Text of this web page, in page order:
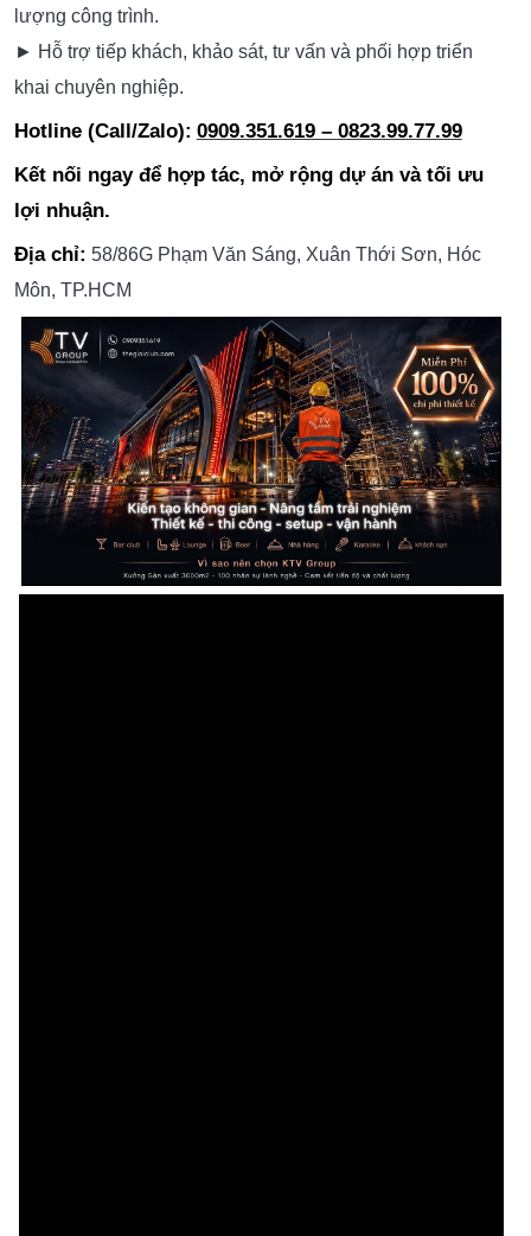
lượng công trình.
► Hỗ trợ tiếp khách, khảo sát, tư vấn và phối hợp triển
khai chuyên nghiệp.
Hotline (Call/Zalo): 0909.351.619 – 0823.99.77.99
Kết nối ngay để hợp tác, mở rộng dự án và tối ưu
lợi nhuận.
Địa chỉ: 58/86G Phạm Văn Sáng, Xuân Thới Sơn, Hóc
Môn, TP.HCM